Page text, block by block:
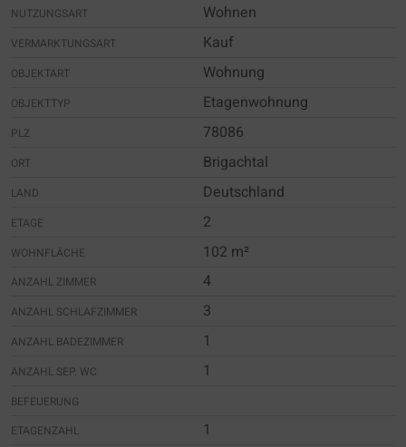
NUTZUNGSART Wohnen
VERMARKTUNGSART Kauf
OBJEKTART Wohnung
OBJEKTTYP Etagenwohnung
PLZ 78086
ORT Brigachtal
LAND Deutschland
ETAGE 2
WOHNFLÄCHE 102 m²
ANZAHL ZIMMER 4
ANZAHL SCHLAFZIMMER 3
ANZAHL BADEZIMMER 1
ANZAHL SEP. WC 1
BEFEUERUNG
ETAGENZAHL
1